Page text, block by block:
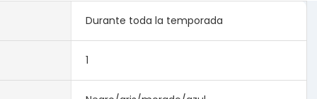
Durante toda la temporada
1